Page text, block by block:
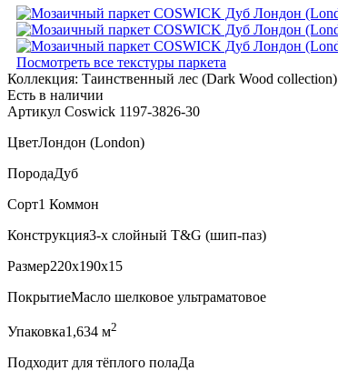
Посмотреть все текстуры паркета
Коллекция: Таинственный лес (Dark Wood collection)
Есть в наличии
Артикул Coswick 1197-3826-30
ЦветЛондон (London)
ПородаДуб
Сорт1 Коммон
Конструкция3-х слойный T&G (шип-паз)
Размер220x190x15
ПокрытиеМасло шелковое ультраматовое
Упаковка1,634 м2
Подходит для тёплого полаДа